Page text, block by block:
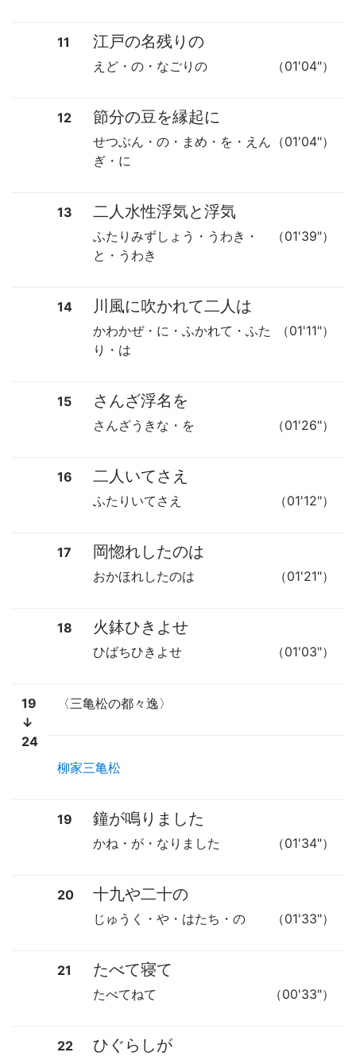
11 江戸の名残りの
（01'04"）
えど・の・なごりの
12 節分の豆を縁起に
（01'04"）
せつぶん・の・まめ・を・えん
ぎ・に
13 二人水性浮気と浮気
（01'39"）
ふたりみずしょう・うわき・
と・うわき
14 川風に吹かれて二人は
（01'11"）
かわかぜ・に・ふかれて・ふた
り・は
15 さんざ浮名を
（01'26"）
さんざうきな・を
16 二人いてさえ
（01'12"）
ふたりいてさえ
17 岡惚れしたのは
（01'21"）
おかほれしたのは
18 火鉢ひきよせ
（01'03"）
ひばちひきよせ
19
↓
24
〈三亀松の都々逸〉
柳家三亀松
19 鐘が鳴りました
（01'34"）
かね・が・なりました
20 十九や二十の
（01'33"）
じゅうく・や・はたち・の
21 たべて寝て
（00'33"）
たべてねて
22 ひぐらしが